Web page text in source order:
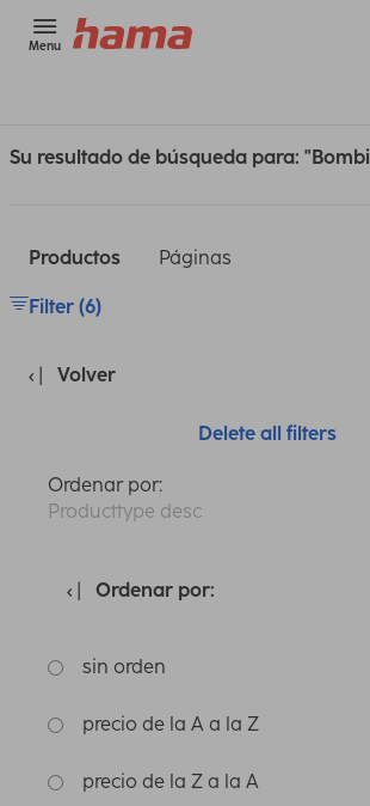
Menu
Su resultado de búsqueda para:
Productos Páginas
Filter (6)
Volver
Delete all filters
Ordenar por:
Producttype desc
Ordenar por:
sin orden
precio de la A a la Z
precio de la Z a la A